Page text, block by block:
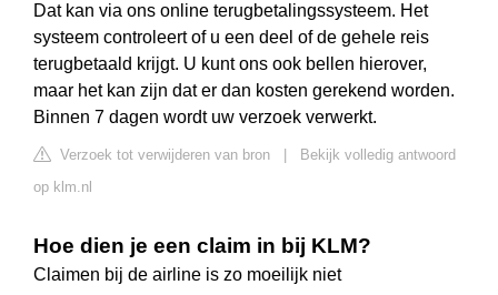
Dat kan via ons online terugbetalingssysteem. Het
systeem controleert of u een deel of de gehele reis
terugbetaald krijgt. U kunt ons ook bellen hierover,
maar het kan zijn dat er dan kosten gerekend worden.
Binnen 7 dagen wordt uw verzoek verwerkt.
Verzoek tot verwijderen van bron
Bekijk volledig antwoord
op klm.nl
Hoe dien je een claim in bij KLM?
Claimen bij de airline is zo moeilijk niet